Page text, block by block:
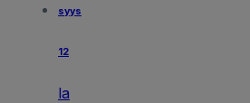
syys
12
la